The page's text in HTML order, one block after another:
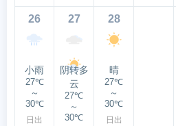
26
小雨
27℃
～
30℃
日出
27
阴转多
云
27℃
～
30℃
28
晴
27℃
～
30℃
日出